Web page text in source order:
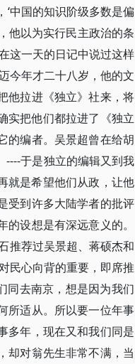
中国的知识阶级多数是偏
他以为实行民主政治的条
这一天的日记中说过这样
今年才二十八岁，他的文
他拉进《独立》社来，将
实把他们都拉进了《独立
的编者。吴景超曾在给胡
----于是独立的编辑又到我
就是希望他们从政，让他
受到许多大陆学者的批评
设想是有深远意义的。
推荐过吴景超、蒋硕杰和
民心向背的重要，即席推
同去南京，想是因为我们
所适从。所以要一位年事
多年，现在又和我们同是
却对翁先生非常不满，当